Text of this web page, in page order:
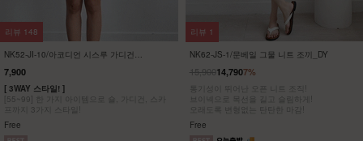
NK52-JI-10/아코디언 시스루 가디건
7,900
[ 3WAY 스타일! ]
[55~99] 한 가지 아이템으로 숄, 가디건, 스카
프까지 3가지 스타일!
Free
리뷰 148
NK62-JS-1/문베일 그물 니트 조끼_DY
7%
15,90014,790
브이넥으로 목선을 길고 슬림하게!
Free
리뷰 1